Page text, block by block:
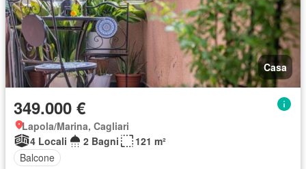
Casa
349.000 €
Lapola/Marina, Cagliari
4 Locali
2 Bagni
121 m²
Balcone